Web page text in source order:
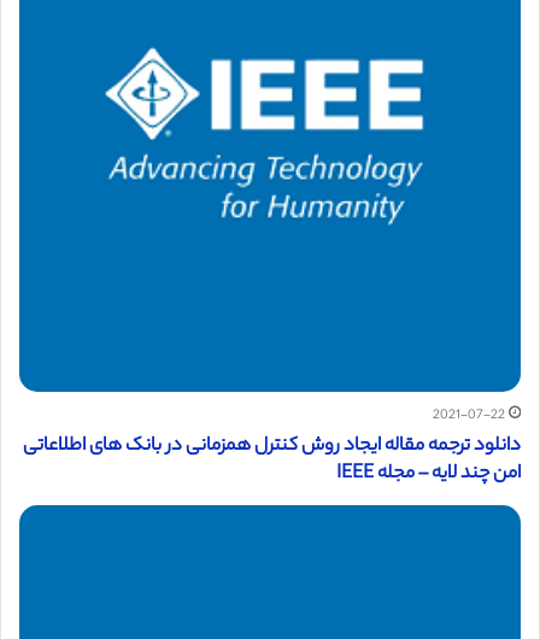
2021-07-22
دانلود ترجمه مقاله ایجاد روش کنترل همزمانی در بانک های اطلاعاتی
امن چند لایه – مجله IEEE